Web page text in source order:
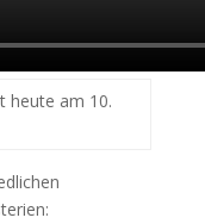
heute am 10.